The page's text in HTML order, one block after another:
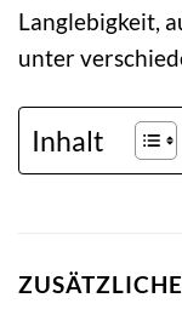
Langlebigkeit,
unter
Inhalt